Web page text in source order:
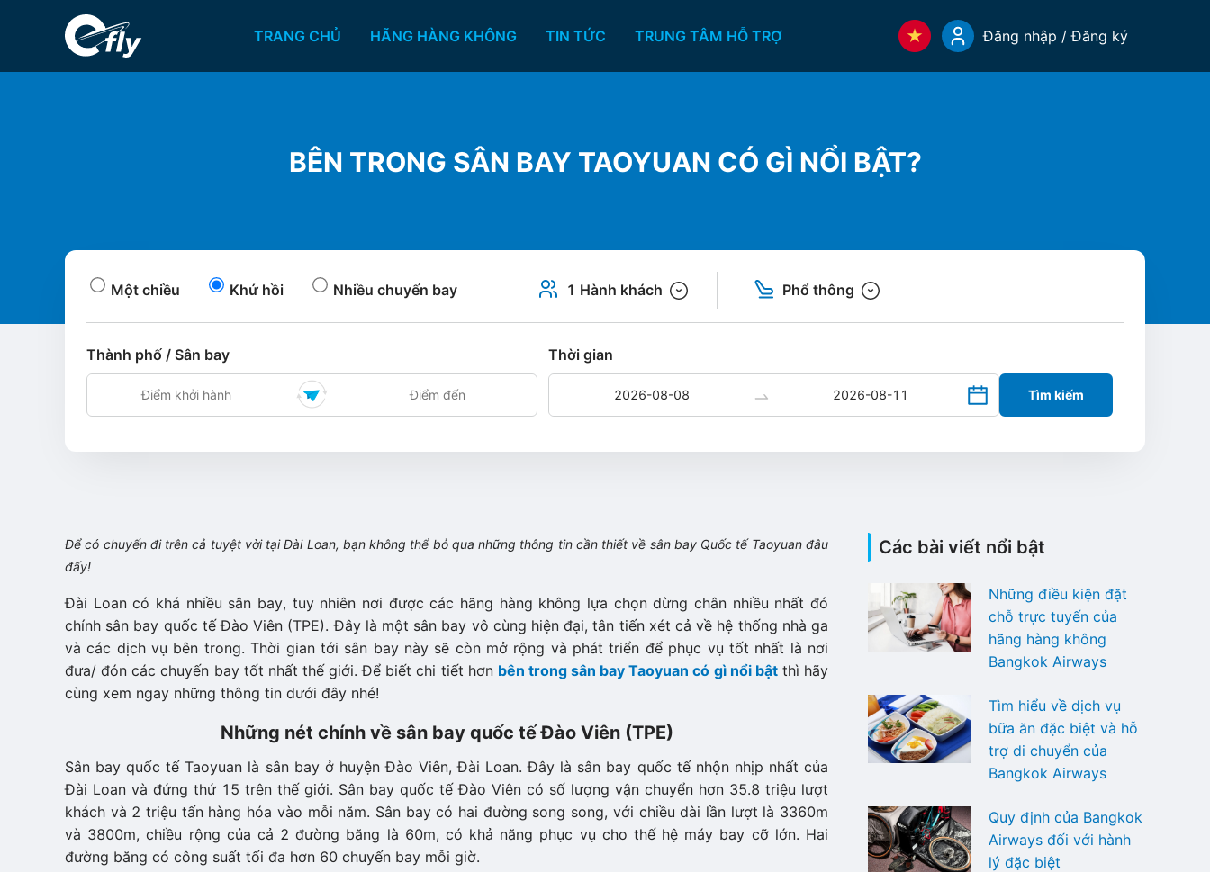
TRANG CHỦ HÃNG HÀNG KHÔNG TIN TỨC TRUNG TÂM HỖ TRỢ Đăng nhập / Đăng ký
BÊN TRONG SÂN BAY TAOYUAN CÓ GÌ NỔI BẬT?
Một chiều Khứ hồi Nhiều chuyến bay 1 Hành khách Phổ thông
Thành phố / Sân bay Thời gian
Tìm kiếm
Để có chuyến đi trên cả tuyệt vời tại Đài Loan, bạn không thể bỏ qua những thông tin cần thiết về sân bay Quốc tế Taoyuan đâu
đấy!
Đài Loan có khá nhiều sân bay, tuy nhiên nơi được các hãng hàng không lựa chọn dừng chân nhiều nhất đó
chính sân bay quốc tế Đào Viên (TPE). Đây là một sân bay vô cùng hiện đại, tân tiến xét cả về hệ thống nhà ga
và các dịch vụ bên trong. Thời gian tới sân bay này sẽ còn mở rộng và phát triển để phục vụ tốt nhất là nơi
đưa/ đón các chuyến bay tốt nhất thế giới. Để biết chi tiết hơn bên trong sân bay Taoyuan có gì nổi bậtthì hãy
cùng xem ngay những thông tin dưới đây nhé!
Những nét chính về sân bay quốc tế Đào Viên (TPE)
Sân bay quốc tế Taoyuan là sân bay ở huyện Đào Viên, Đài Loan. Đây là sân bay quốc tế nhộn nhịp nhất của
Đài Loan và đứng thứ 15 trên thế giới. Sân bay quốc tế Đào Viên có số lượng vận chuyển hơn 35.8 triệu lượt
khách và 2 triệu tấn hàng hóa vào mỗi năm. Sân bay có hai đường song song, với chiều dài lần lượt là 3360m
và 3800m, chiều rộng của cả 2 đường băng là 60m, có khả năng phục vụ cho thế hệ máy bay cỡ lớn. Hai
đường băng có công suất tối đa hơn 60 chuyến bay mỗi giờ.
Các bài viết nổi bật
Những điều kiện đặt
chỗ trực tuyến của
hãng hàng không
Bangkok Airways
Tìm hiểu về dịch vụ
bữa ăn đặc biệt và hỗ
trợ di chuyển của
Bangkok Airways
Quy định của Bangkok
Airways đối với hành
lý đặc biệt